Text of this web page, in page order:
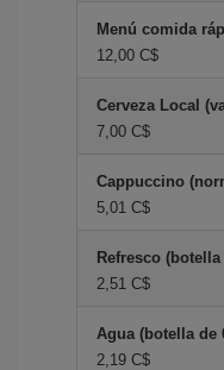
Menú comida
12,00 C$
Cerveza Local
7,00 C$
Cappuccino
5,01 C$
Refresco
2,51 C$
Agua (botella de
2,19 C$